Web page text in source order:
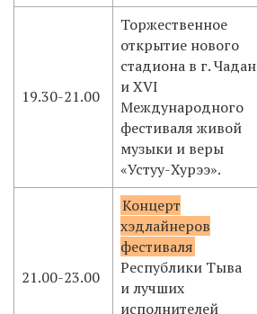
19.30-21.00
Торжественное
открытие нового
стадиона в г. Чадан
и XVI
Международного
фестиваля живой
музыки и веры
«Устуу-Хурээ».
21.00-23.00
Концерт
хэдлайнеров
фестиваля
Республики Тыва
и лучших
исполнителей